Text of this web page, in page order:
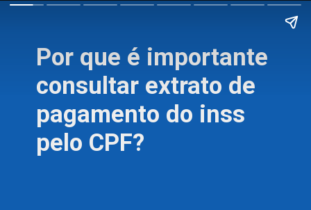
Por que é importante
consultar extrato de
pagamento do inss
pelo CPF?